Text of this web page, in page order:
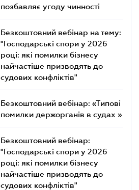
позбавляє угоду чинності
Безкоштовний вебінар на тему:
"Господарські спори у 2026
році: які помилки бізнесу
найчастіше призводять до
судових конфліктів"
Безкоштовний вебінар: «Типові
помилки держорганів в судах »
Безкоштовний вебінар:
"Господарські спори у 2026
році: які помилки бізнесу
найчастіше призводять до
судових конфліктів"